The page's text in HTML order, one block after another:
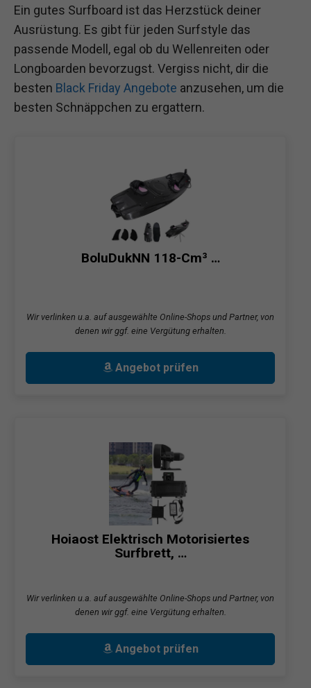
Ein gutes Surfboard ist das Herzstück deiner
Ausrüstung. Es gibt für jeden Surfstyle das
passende Modell, egal ob du Wellenreiten oder
Longboarden bevorzugst. Vergiss nicht, dir die
besten Black Friday Angebote anzusehen, um die
besten Schnäppchen zu ergattern.
BoluDukNN 118-Cm³ …
Wir verlinken u.a. auf ausgewählte Online-Shops und Partner, von
denen wir ggf. eine Vergütung erhalten.
Angebot prüfen
Hoiaost Elektrisch Motorisiertes
Surfbrett, …
Wir verlinken u.a. auf ausgewählte Online-Shops und Partner, von
denen wir ggf. eine Vergütung erhalten.
Angebot prüfen